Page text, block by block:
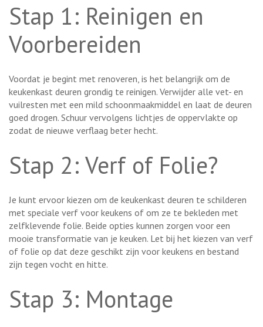
Stap 1: Reinigen en
Voorbereiden
Voordat je begint met renoveren, is het belangrijk om de
keukenkast deuren grondig te reinigen. Verwijder alle vet- en
vuilresten met een mild schoonmaakmiddel en laat de deuren
goed drogen. Schuur vervolgens lichtjes de oppervlakte op
zodat de nieuwe verflaag beter hecht.
Stap 2: Verf of Folie?
Je kunt ervoor kiezen om de keukenkast deuren te schilderen
met speciale verf voor keukens of om ze te bekleden met
zelfklevende folie. Beide opties kunnen zorgen voor een
mooie transformatie van je keuken. Let bij het kiezen van verf
of folie op dat deze geschikt zijn voor keukens en bestand
zijn tegen vocht en hitte.
Stap 3: Montage